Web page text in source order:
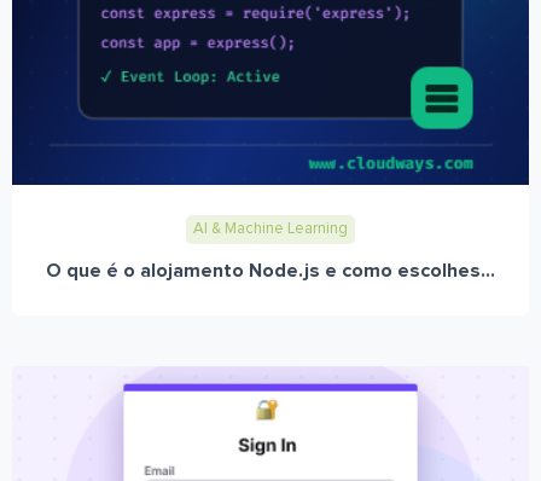
AI & Machine Learning
O que é o alojamento Node.js e como escolhes...